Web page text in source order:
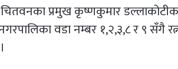
प्रमुख कृष्णकुमार
वडा नम्बर १,२,३,८ र ९ सँगै